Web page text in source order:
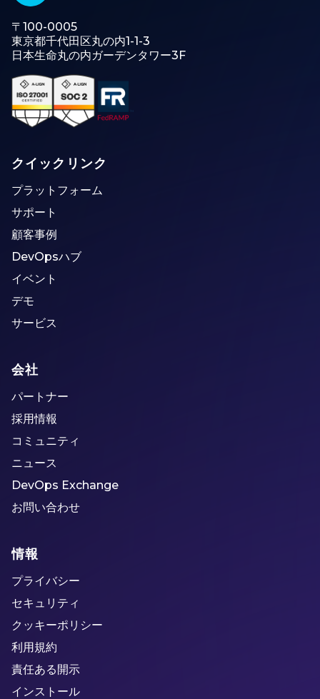
〒100-0005
東京都千代田区丸の内1-1-3
日本生命丸の内ガーデンタワー3F
クイックリンク
プラットフォーム
サポート
顧客事例
DevOpsハブ
イベント
デモ
サービス
会社
パートナー
採用情報
コミュニティ
ニュース
DevOps Exchange
お問い合わせ
情報
プライバシー
セキュリティ
クッキーポリシー
利用規約
責任ある開示
インストール